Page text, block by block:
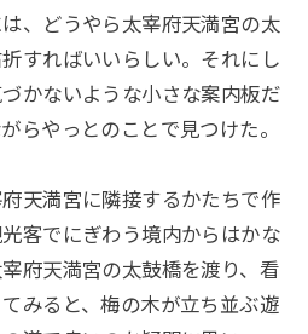
、どうやら太宰府天満宮の太
すればいいらしい。それにし
かないような小さな案内板だ
らやっとのことで見つけた。
天満宮に隣接するかたちで作
客でにぎわう境内からはかな
府天満宮の太鼓橋を渡り、看
みると、梅の木が立ち並ぶ遊